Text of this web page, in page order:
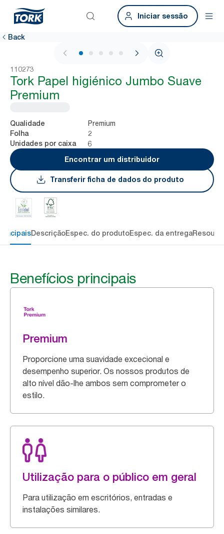
Iniciar sessão
Back
1 / 5
110273
Tork Papel higiénico Jumbo Suave
Premium
Qualidade Premium
Folha 2
Unidades por caixa
6
Encontrar um distribuidor
Transferir ficha de dados do produto
DescriçãoEspec. do produtoEspec. da entrega
Benefícios principais
Premium
Proporcione uma suavidade excecional e
desempenho superior. Os nossos produtos de
alto nível dão-lhe ambos sem comprometer o
estilo.
Utilização para o público em geral
Para utilização em escritórios, entradas e
instalações similares.